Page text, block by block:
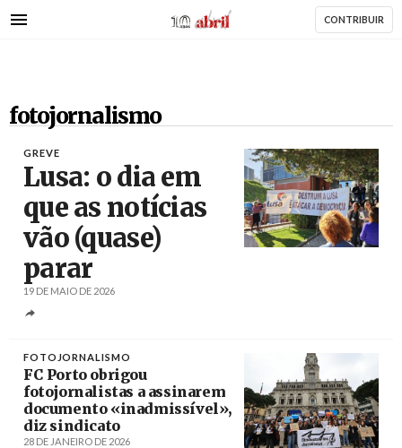
para
AbrilAbril CONTRIBUIR
fotojornalismo
GREVE
Lusa: o dia em
que as notícias
vão (quase)
parar
19 DE MAIO DE 2026
FOTOJORNALISMO
FC Porto obrigou
fotojornalistas a assinarem
documento «inadmissível»,
diz sindicato
28 DE JANEIRO DE 2026